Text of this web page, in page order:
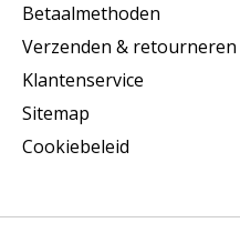
Betaalmethoden
Verzenden & retourneren
Klantenservice
Sitemap
Cookiebeleid